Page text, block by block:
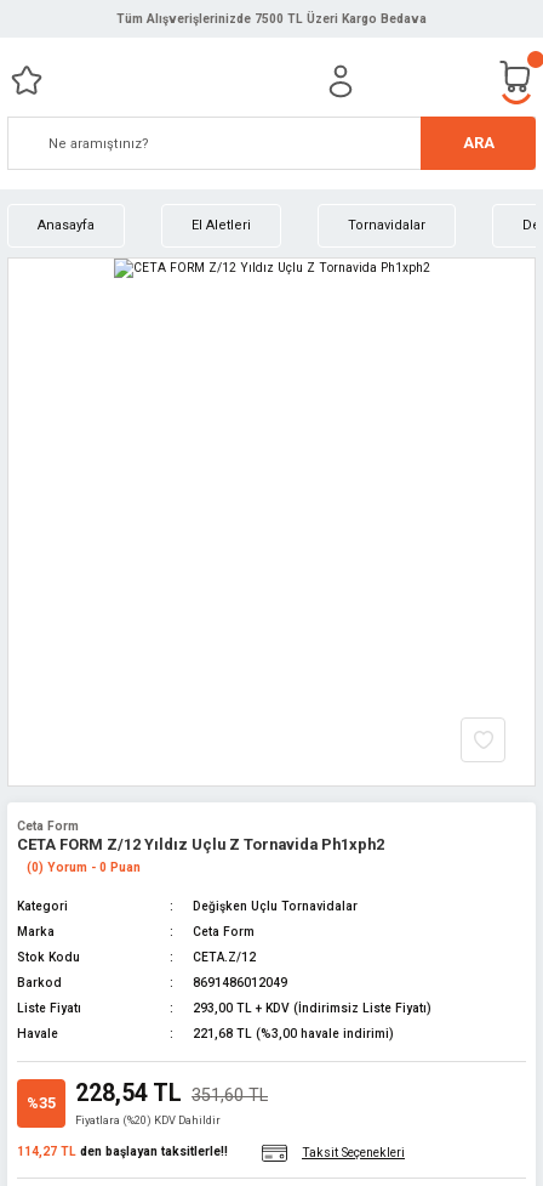
Tüm Alışverişlerinizde 7500 TL Üzeri Kargo Bedava
ARA
Anasayfa El Aletleri Tornavidalar
Ceta Form
CETA FORM Z/12 Yıldız Uçlu Z Tornavida Ph1xph2
(0) Yorum - 0 Puan
Kategori
Değişken Uçlu Tornavidalar
Marka
Ceta Form
Stok Kodu
CETA.Z/12
Barkod
8691486012049
Liste Fiyatı
293,00 TL + KDV (İndirimsiz Liste Fiyatı)
Havale
221,68 TL (%3,00 havale indirimi)
%35 228,54 TL 351,60 TL
Fiyatlara (%20) KDV Dahildir
114,27 TL den başlayan taksitlerle!! Taksit Seçenekleri